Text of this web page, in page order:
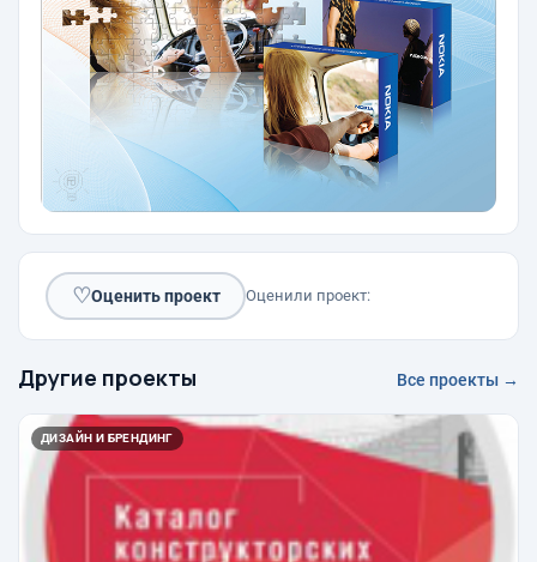
♡Оценить проект Оценили проект:
Другие проекты Все проекты →
ДИЗАЙН И БРЕНДИНГ